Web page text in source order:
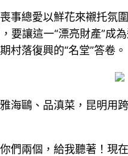
事總愛以鮮花來襯托
讓這一“漂亮財產”成
村落復興的“名堂”答卷。
海鷗、品滇菜，昆明用
們兩個，給我聽著！現